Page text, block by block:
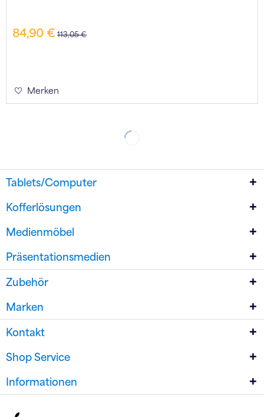
84,90 € 113,05 €
Merken
Tablets/Computer
Kofferlösungen
Medienmöbel
Präsentationsmedien
Zubehör
Marken
Kontakt
Shop Service
Informationen